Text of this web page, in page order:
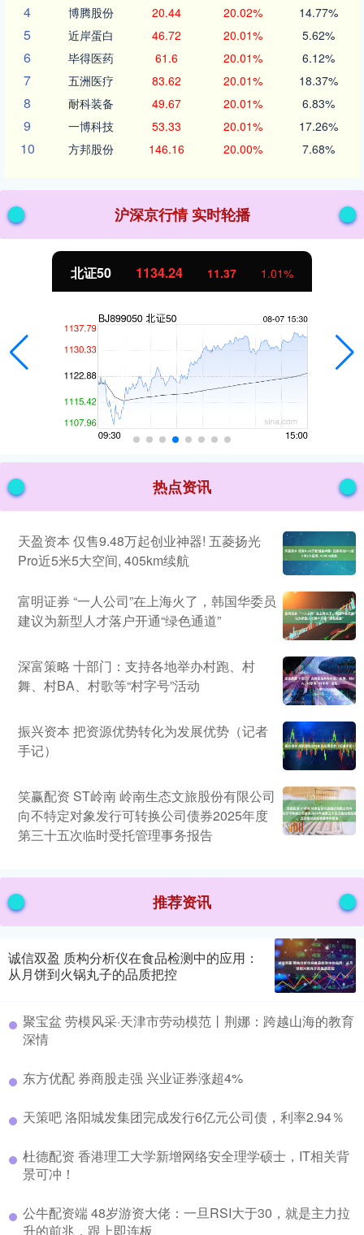
4 博腾股份 20.44 20.02% 14.77%
5 近岸蛋白 46.72 20.01% 5.62%
6 毕得医药 61.6 20.01% 6.12%
7 五洲医疗 83.62 20.01% 18.37%
8 耐科装备 49.67 20.01% 6.83%
9 一博科技 53.33 20.01% 17.26%
10 方邦股份 146.16 20.00% 7.68%
沪深京行情 实时轮播
北证50 1134.24 11.37 1.01%
热点资讯
天盈资本 仅售9.48万起创业神器! 五菱扬光
Pro近5米5大空间, 405km续航
富明证券 “一人公司”在上海火了，韩国华委员
建议为新型人才落户开通“绿色通道”
深富策略 十部门：支持各地举办村跑、村
舞、村BA、村歌等“村字号”活动
振兴资本 把资源优势转化为发展优势（记者
手记）
笑赢配资 ST岭南 岭南生态文旅股份有限公司
向不特定对象发行可转换公司债券2025年度
第三十五次临时受托管理事务报告
推荐资讯
诚信双盈 质构分析仪在食品检测中的应用：
从月饼到火锅丸子的品质把控
聚宝盆 劳模风采·天津市劳动模范丨荆娜：跨越山海的教育
深情
东方优配 券商股走强 兴业证券涨超4%
天策吧 洛阳城发集团完成发行6亿元公司债，利率2.94％
杜德配资 香港理工大学新增网络安全理学硕士，IT相关背
景可冲！
公牛配资端 48岁游资大佬：一旦RSI大于30，就是主力拉
升的前兆，跟上即连板